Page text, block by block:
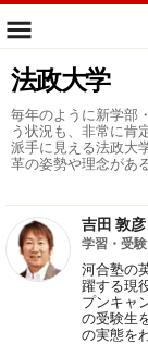
法政大学
毎年のように新学部
う状況も、非常に肯
派手に見える法政大
革の姿勢や理念があ
吉田 敦彦
学習・受
河合塾の
躍する現
プンキャ
の受験生
の実態を